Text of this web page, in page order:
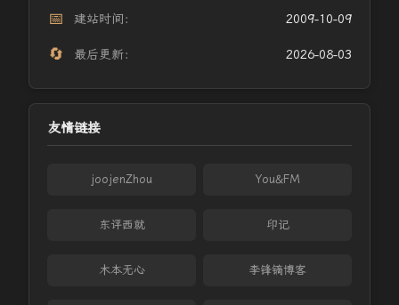
📅 建站时间： 2009-10-09
🔄 最后更新： 2026-08-03
友情链接
joojenZhou You&FM
东评西就 印记
木本无心 李锋镝博客